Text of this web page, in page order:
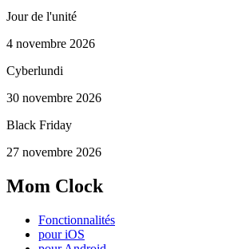
Jour de l'unité
4 novembre 2026
Cyberlundi
30 novembre 2026
Black Friday
27 novembre 2026
Mom Clock
Fonctionnalités
pour iOS